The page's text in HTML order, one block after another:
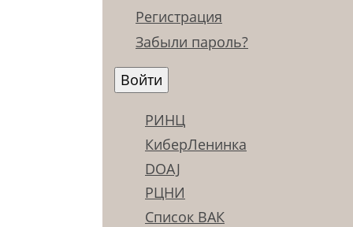
Регистрация
Забыли пароль?
РИНЦ
КиберЛенинка
DOAJ
РЦНИ
Список ВАК